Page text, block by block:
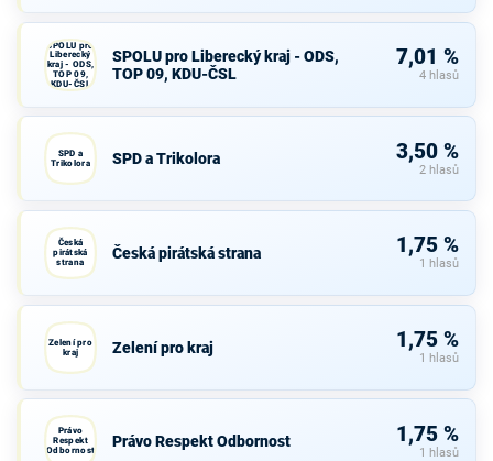
SPOLU pro
Liberecký
kraj - ODS,
TOP 09,
KDU-ČSL
SPOLU pro Liberecký kraj - ODS,
TOP 09, KDU-ČSL
7,01 %
4 hlasů
SPD a
Trikolora
SPD a Trikolora 3,50 %
2 hlasů
Česká
pirátská
strana
Česká pirátská strana 1,75 %
1 hlasů
Zelení pro
kraj
Zelení pro kraj 1,75 %
1 hlasů
Právo
Respekt
Odbornost
Právo Respekt Odbornost 1,75 %
1 hlasů